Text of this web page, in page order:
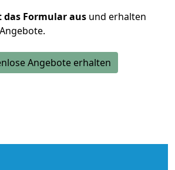
das Formular aus und erhalten
Angebote erhalten